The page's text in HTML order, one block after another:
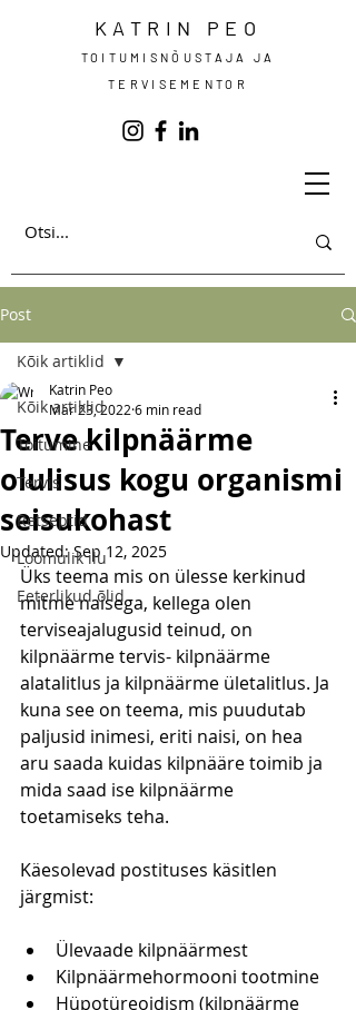
KATRIN PEO
TOITUMISNÕUSTAJA JA
TERVISEMENTOR
Post
Kõik artiklid
Toitumine
Tervis
Retseptid
Loomulik ilu
Eeterlikud õlid
Kõik artiklid
Terve kilpnäärme
olulisus kogu organismi
seisukohast
Katrin Peo
Mar 23, 2022 6 min read
Updated:Sep 12, 2025
Üks teema mis on ülesse kerkinud
mitme naisega, kellega olen
terviseajalugusid teinud, on
kilpnäärme tervis- kilpnäärme
alatalitlus ja kilpnäärme ületalitlus. Ja
kuna see on teema, mis puudutab
paljusid inimesi, eriti naisi, on hea
aru saada kuidas kilpnääre toimib ja
mida saad ise kilpnäärme
toetamiseks teha.
Käesolevad postituses käsitlen
järgmist:
Ülevaade kilpnäärmest
Kilpnäärmehormooni tootmine
Hüpotüreoidism (kilpnäärme